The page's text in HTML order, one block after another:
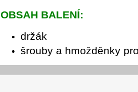
OBSAH BALENÍ:
držák
šrouby a hmožděnky